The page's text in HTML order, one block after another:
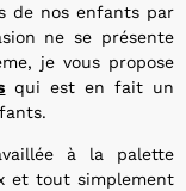
de nos enfants par
ne se présente
je vous propose
qui est en fait un
à la palette
et tout simplement